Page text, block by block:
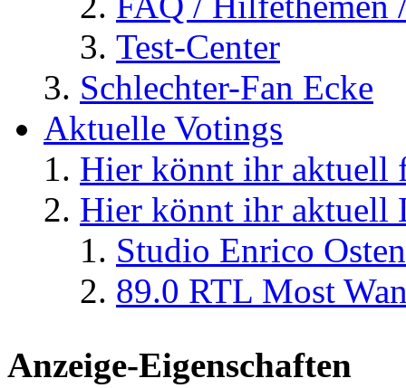
Test-Center
Schlechter-Fan Ecke
Aktuelle Votings
Hier könnt ihr aktuell
Hier könnt ihr aktuell
Studio Enrico
89.0 RTL Most
Anzeige-Eigenschaften